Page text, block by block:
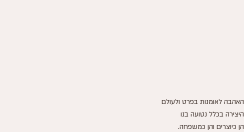
האהבה לאומנות בפרט ולעולם
היצירה בכלל נטועה בנו
הן כיוצרים והן כמשפחה.